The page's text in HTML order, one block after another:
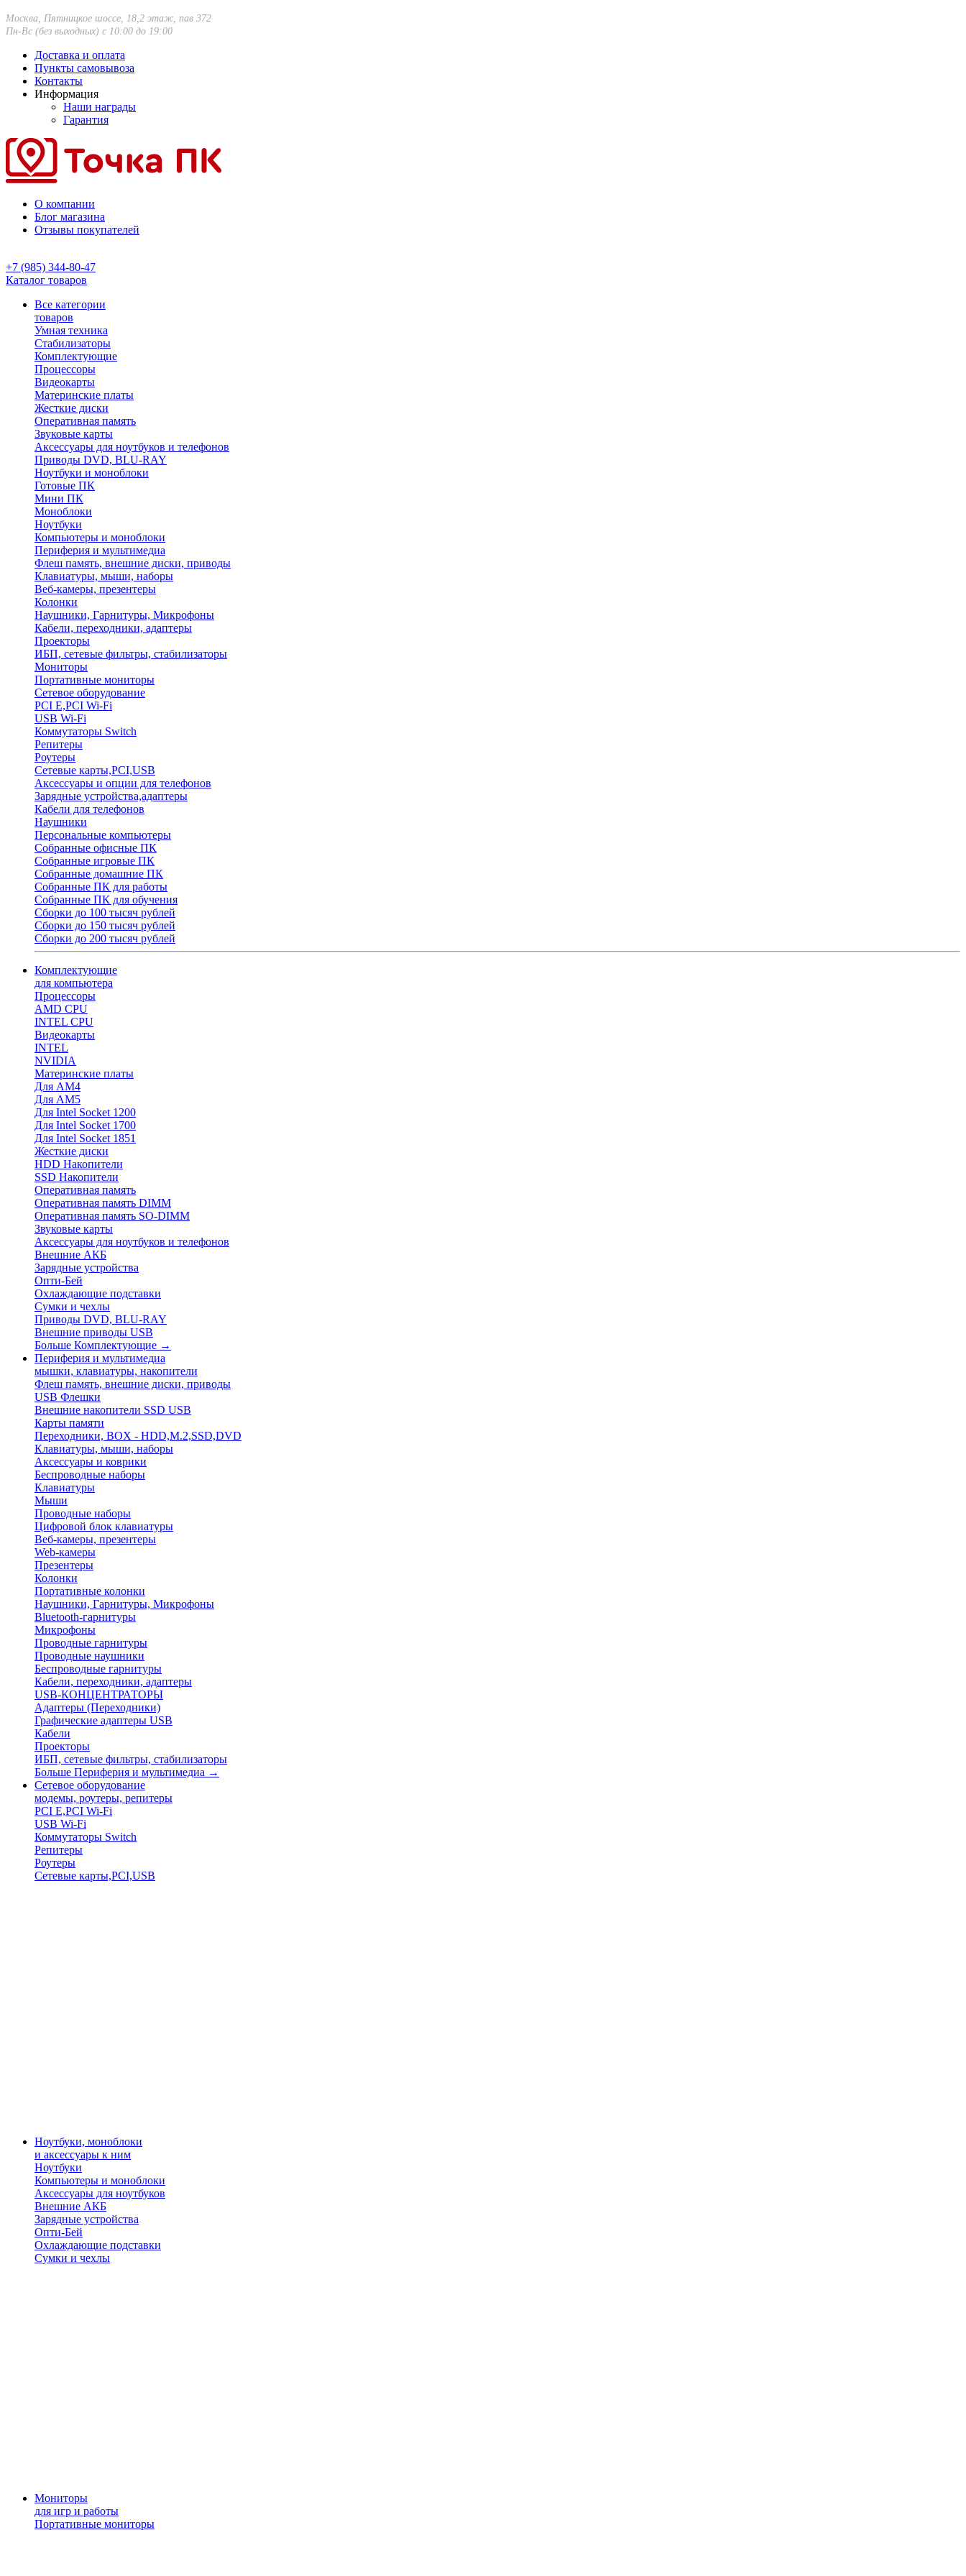
Москва, Пятницкое шоссе, 18,2 этаж, пав 372
Пн-Вс (без выходных) с 10:00 до 19:00
Доставка и оплата
Пункты самовывоза
Контакты
Информация
Наши награды
Гарантия
О компании
Блог магазина
Отзывы покупателей
+7 (985) 344-80-47
Каталог товаров
Все категории
товаров
Умная техника
Стабилизаторы
Комплектующие
Процессоры
Видеокарты
Материнские платы
Жесткие диски
Оперативная память
Звуковые карты
Аксессуары для ноутбуков и телефонов
Приводы DVD, BLU-RAY
Ноутбуки и моноблоки
Готовые ПК
Мини ПК
Моноблоки
Ноутбуки
Компьютеры и моноблоки
Периферия и мультимедиа
Флеш память, внешние диски, приводы
Клавиатуры, мыши, наборы
Веб-камеры, презентеры
Колонки
Наушники, Гарнитуры, Микрофоны
Кабели, переходники, адаптеры
Проекторы
ИБП, сетевые фильтры, стабилизаторы
Мониторы
Портативные мониторы
Сетевое оборудование
PCI E,PCI Wi-Fi
USB Wi-Fi
Коммутаторы Switch
Репитеры
Роутеры
Сетевые карты,PCI,USB
Аксессуары и опции для телефонов
Зарядные устройства,адаптеры
Кабели для телефонов
Наушники
Персональные компьютеры
Собранные офисные ПК
Собранные игровые ПК
Собранные домашние ПК
Собранные ПК для работы
Собранные ПК для обучения
Сборки до 100 тысяч рублей
Сборки до 150 тысяч рублей
Сборки до 200 тысяч рублей
Комплектующие
для компьютера
Процессоры
AMD CPU
INTEL CPU
Видеокарты
INTEL
NVIDIA
Материнские платы
Для AM4
Для AM5
Для Intel Socket 1200
Для Intel Socket 1700
Для Intel Socket 1851
Жесткие диски
HDD Накопители
SSD Накопители
Оперативная память
Оперативная память DIMM
Оперативная память SO-DIMM
Звуковые карты
Аксессуары для ноутбуков и телефонов
Внешние АКБ
Зарядные устройства
Опти-Бей
Охлаждающие подставки
Сумки и чехлы
Приводы DVD, BLU-RAY
Внешние приводы USB
Больше Комплектующие →
Периферия и мультимедиа
мышки, клавиатуры, накопители
Флеш память, внешние диски, приводы
USB Флешки
Внешние накопители SSD USB
Карты памяти
Переходники, BOX - HDD,M.2,SSD,DVD
Клавиатуры, мыши, наборы
Аксессуары и коврики
Беспроводные наборы
Клавиатуры
Мыши
Проводные наборы
Цифровой блок клавиатуры
Веб-камеры, презентеры
Web-камеры
Презентеры
Колонки
Портативные колонки
Наушники, Гарнитуры, Микрофоны
Bluetooth-гарнитуры
Микрофоны
Проводные гарнитуры
Проводные наушники
Беспроводные гарнитуры
Кабели, переходники, адаптеры
USB-КОНЦЕНТРАТОРЫ
Адаптеры (Переходники)
Графические адаптеры USB
Кабели
Проекторы
ИБП, сетевые фильтры, стабилизаторы
Больше Периферия и мультимедиа →
Сетевое оборудование
модемы, роутеры, репитеры
PCI E,PCI Wi-Fi
USB Wi-Fi
Коммутаторы Switch
Репитеры
Роутеры
Сетевые карты,PCI,USB
Ноутбуки, моноблоки
и аксессуары к ним
Ноутбуки
Компьютеры и моноблоки
Аксессуары для ноутбуков
Внешние АКБ
Зарядные устройства
Опти-Бей
Охлаждающие подставки
Сумки и чехлы
Мониторы
для игр и работы
Портативные мониторы